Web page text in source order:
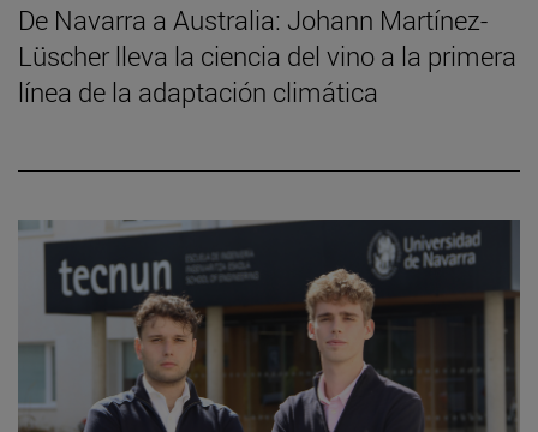
De Navarra a Australia: Johann Martínez-
Lüscher lleva la ciencia del vino a la primera
línea de la adaptación climática